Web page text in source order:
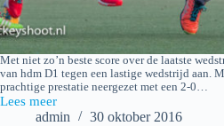
Met niet zo’n beste score over de laatste
van hdm D1 tegen een lastige wedstrijd aan.
prachtige prestatie neergezet met een 2-0…
Lees meer
2016-
admin 30 oktober 2016